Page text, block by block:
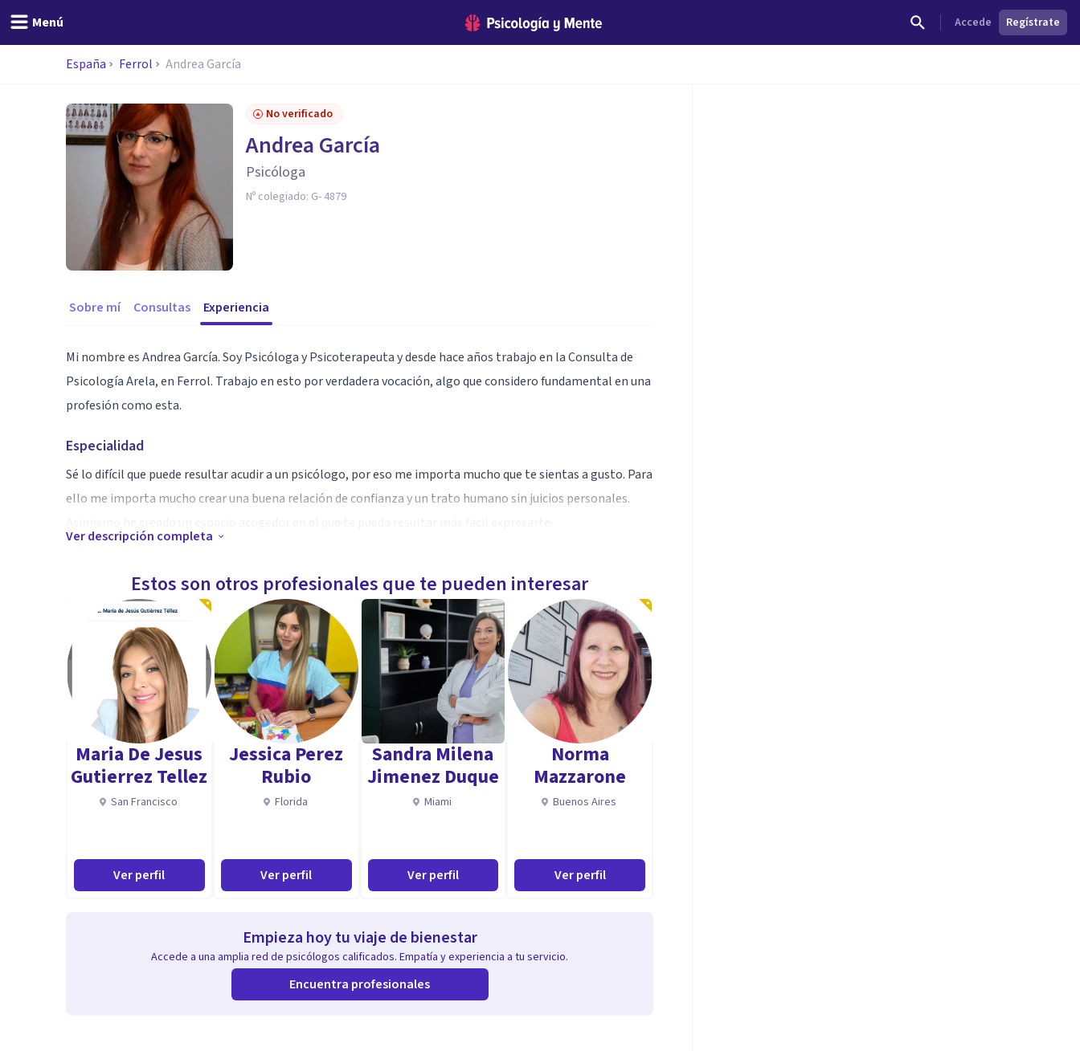
Menú Accede Regístrate
España Ferrol Andrea García
No verificado
Andrea García
Psicóloga
Nº colegiado: G- 4879
Sobre mí Consultas Experiencia
Mi nombre es Andrea García. Soy Psicóloga y Psicoterapeuta y desde hace años trabajo en la Consulta de
Psicología Arela, en Ferrol. Trabajo en esto por verdadera vocación, algo que considero fundamental en una
profesión como esta.
Especialidad
Sé lo difícil que puede resultar acudir a un psicólogo, por eso me importa mucho que te sientas a gusto. Para
ello me importa mucho crear una buena relación de confianza y un trato humano sin juicios personales.
Ofrezco terapia individual y terapia de pareja. Trabajo con niños, adolescentes y adultos.
Ver descripción completa
Estos son otros profesionales que te pueden interesar
Maria De Jesus
Gutierrez Tellez
San Francisco
Ver perfil
Jessica Perez
Rubio
Florida
Ver perfil
Sandra Milena
Jimenez Duque
Miami
Ver perfil
Norma
Mazzarone
Buenos Aires
Ver perfil
Empieza hoy tu viaje de bienestar
Accede a una amplia red de psicólogos calificados. Empatía y experiencia a tu servicio.
Encuentra profesionales